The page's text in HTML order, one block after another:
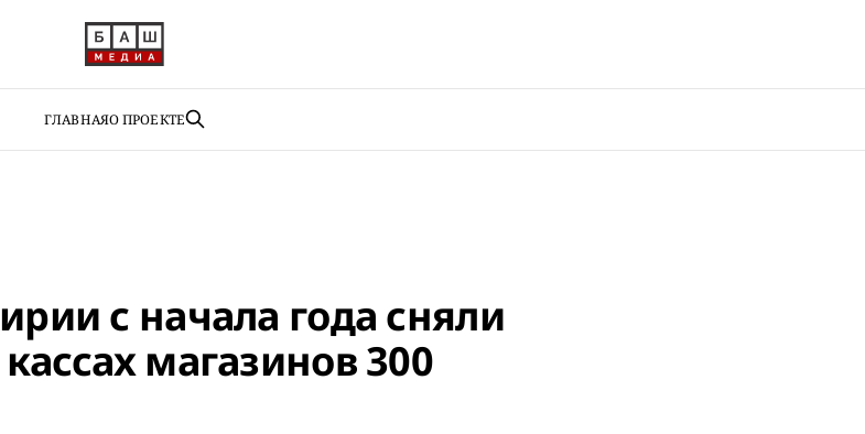
ГЛАВНАЯО ПРОЕКТЕ
с начала года сняли
магазинов 300